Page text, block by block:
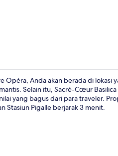
Anda akan berada di lokasi
Selain itu, Sacré-Cœur
yang bagus dari para traveler.
Stasiun Pigalle berjarak 3 menit.